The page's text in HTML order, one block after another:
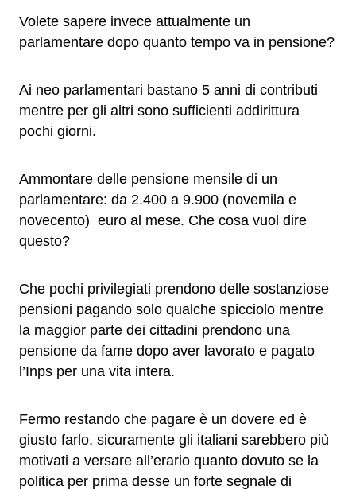
Volete sapere invece attualmente un
parlamentare dopo quanto tempo va in pensione?
Ai neo parlamentari bastano 5 anni di contributi
mentre per gli altri sono sufficienti addirittura
pochi giorni.
Ammontare delle pensione mensile di un
parlamentare: da 2.400 a 9.900 (novemila e
novecento) euro al mese. Che cosa vuol dire
questo?
Che pochi privilegiati prendono delle sostanziose
pensioni pagando solo qualche spicciolo mentre
la maggior parte dei cittadini prendono una
pensione da fame dopo aver lavorato e pagato
l’Inps per una vita intera.
Fermo restando che pagare è un dovere ed è
giusto farlo, sicuramente gli italiani sarebbero più
motivati a versare all’erario quanto dovuto se la
politica per prima desse un forte segnale di